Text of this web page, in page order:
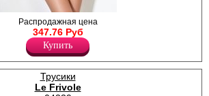
Завлекающие трусики с
открытым доступом и
нежной юбочкой.
Лайкра 9%
Полиамид 91%
Распродажная цена
347.76 Руб
Купить
Трусики
Le Frivole